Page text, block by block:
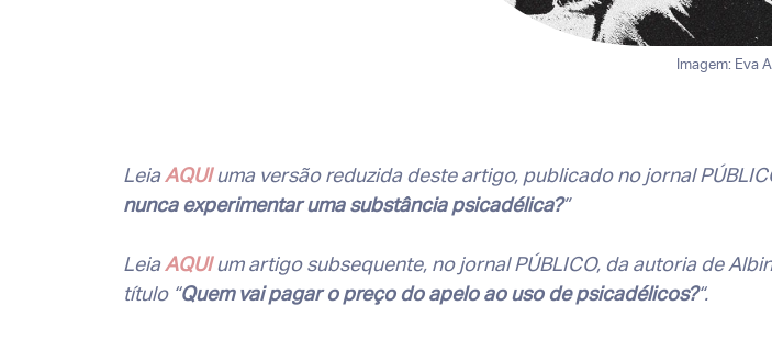
Imagem: Eva
LeiaAQUIuma versão reduzida deste artigo, publicado no jornal
nunca experimentar uma substância psicadélica?”
LeiaAQUIum artigo subsequente, no jornal PÚBLICO, da autoria de
título “Quem vai pagar o preço do apelo ao uso de psicadélicos?“.